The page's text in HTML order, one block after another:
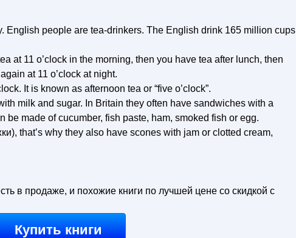
English people are tea-drinkers. The English drink 165 million cups
at 11 o’clock in the morning, then you have tea after lunch, then
at 11 o’clock at night.
It is known as afternoon tea or “five o’clock”.
milk and sugar. In Britain they often have sandwiches with a
made of cucumber, fish paste, ham, smoked fish or egg.
that’s why they also have scones with jam or clotted cream,
в продаже, и похожие книги по лучшей цене со скидкой с
Купить книги